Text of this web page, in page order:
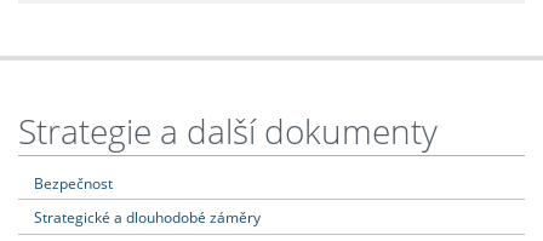
Strategie a další dokumenty
Bezpečnost
Strategické a dlouhodobé záměry